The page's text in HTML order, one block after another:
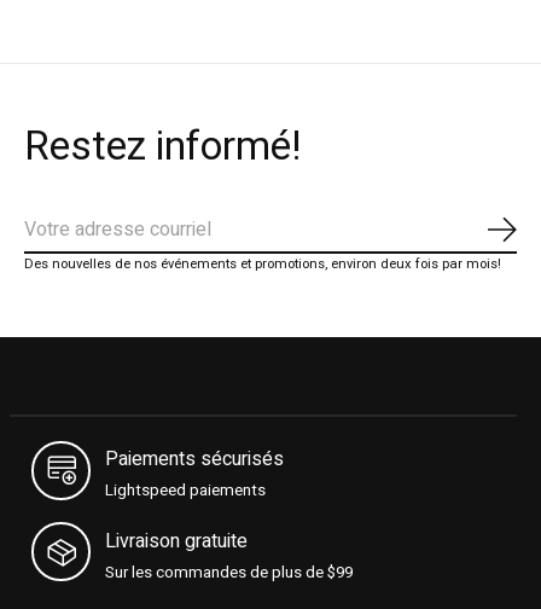
Restez informé!
Des nouvelles de nos événements et promotions, environ deux fois par mois!
Paiements sécurisés
Lightspeed paiements
Livraison gratuite
Sur les commandes de plus de $99